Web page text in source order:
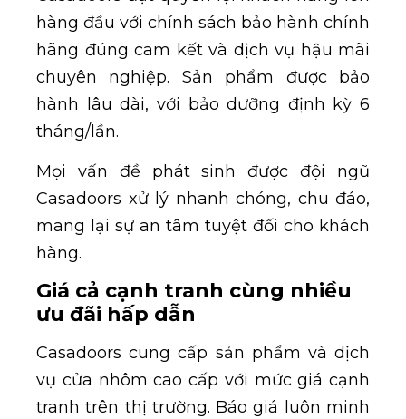
hàng đầu với chính sách bảo hành chính
hãng đúng cam kết và dịch vụ hậu mãi
chuyên nghiệp. Sản phẩm được bảo
hành lâu dài, với bảo dưỡng định kỳ 6
tháng/lần.
Mọi vấn đề phát sinh được đội ngũ
Casadoors xử lý nhanh chóng, chu đáo,
mang lại sự an tâm tuyệt đối cho khách
hàng.
Giá cả cạnh tranh cùng nhiều
ưu đãi hấp dẫn
Casadoors cung cấp sản phẩm và dịch
vụ cửa nhôm cao cấp với mức giá cạnh
tranh trên thị trường. Báo giá luôn minh